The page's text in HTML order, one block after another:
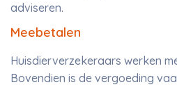
adviseren.
Meebetalen
Huisdierverzekeraars werken
Bovendien is de vergoeding